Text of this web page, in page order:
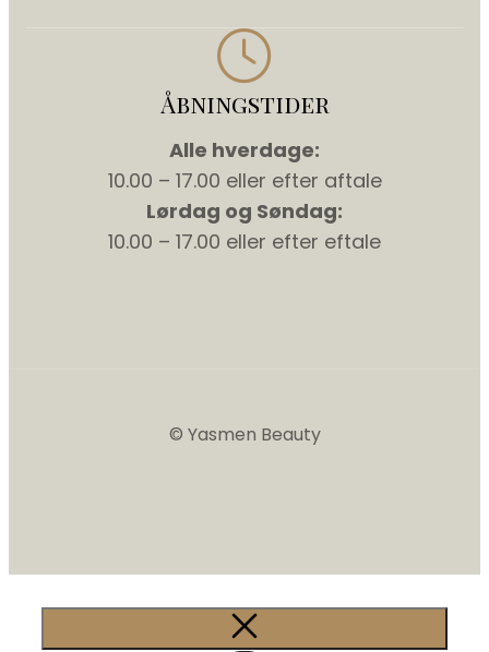
Åbningstider
Alle hverdage:
10.00 – 17.00 eller efter aftale
Lørdag og Søndag:
10.00 – 17.00 eller efter eftale
© Yasmen Beauty